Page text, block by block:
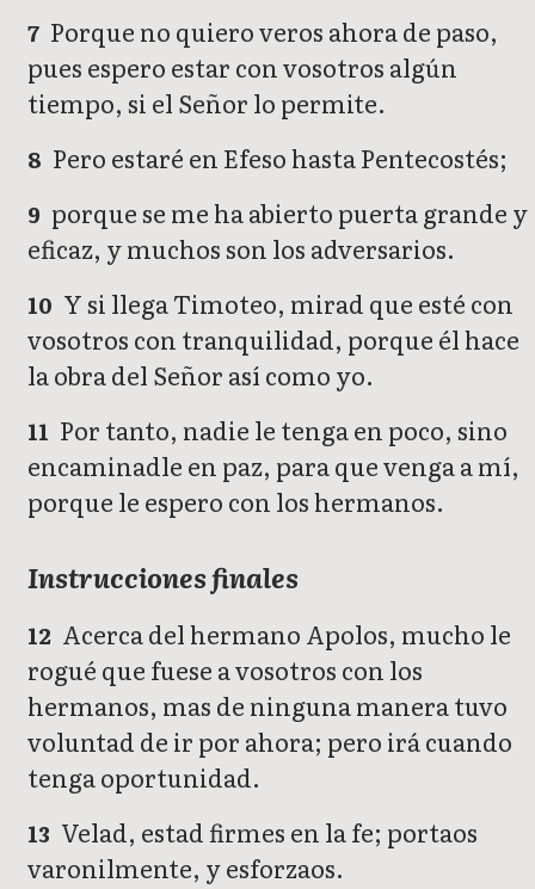
7 Porque no quiero veros ahora de paso,
pues espero estar con vosotros algún
tiempo, si el Señor lo permite.
8 Pero estaré en Efeso hasta Pentecostés;
9 porque se me ha abierto puerta grande y
eficaz, y muchos son los adversarios.
10 Y si llega Timoteo, mirad que esté con
vosotros con tranquilidad, porque él hace
la obra del Señor así como yo.
11 Por tanto, nadie le tenga en poco, sino
encaminadle en paz, para que venga a mí,
porque le espero con los hermanos.
Instrucciones finales
12 Acerca del hermano Apolos, mucho le
rogué que fuese a vosotros con los
hermanos, mas de ninguna manera tuvo
voluntad de ir por ahora; pero irá cuando
tenga oportunidad.
13 Velad, estad firmes en la fe; portaos
varonilmente, y esforzaos.